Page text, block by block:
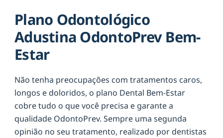
Plano Odontológico
Adustina OdontoPrev Bem-
Estar
Não tenha preocupações com tratamentos caros,
longos e doloridos, o plano Dental Bem-Estar
cobre tudo o que você precisa e garante a
qualidade OdontoPrev. Sempre uma segunda
opinião no seu tratamento, realizado por dentistas